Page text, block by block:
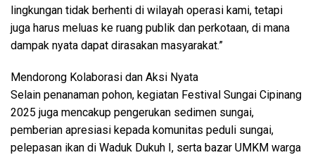
lingkungan tidak berhenti di wilayah operasi kami, tetapi
juga harus meluas ke ruang publik dan perkotaan, di mana
dampak nyata dapat dirasakan masyarakat.”
Mendorong Kolaborasi dan Aksi Nyata
Selain penanaman pohon, kegiatan Festival Sungai Cipinang
2025 juga mencakup pengerukan sedimen sungai,
pemberian apresiasi kepada komunitas peduli sungai,
pelepasan ikan di Waduk Dukuh I, serta bazar UMKM warga